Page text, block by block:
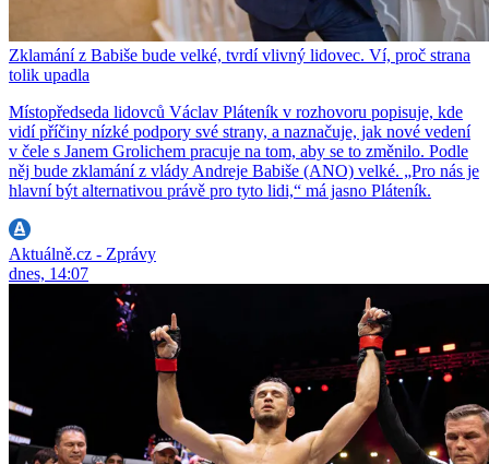
Zklamání z Babiše bude velké, tvrdí vlivný lidovec. Ví, proč strana
tolik upadla
Místopředseda lidovců Václav Pláteník v rozhovoru popisuje, kde
vidí příčiny nízké podpory své strany, a naznačuje, jak nové vedení
v čele s Janem Grolichem pracuje na tom, aby se to změnilo. Podle
něj bude zklamání z vlády Andreje Babiše (ANO) velké. „Pro nás je
hlavní být alternativou právě pro tyto lidi,“ má jasno Pláteník.
Aktuálně.cz - Zprávy
dnes, 14:07